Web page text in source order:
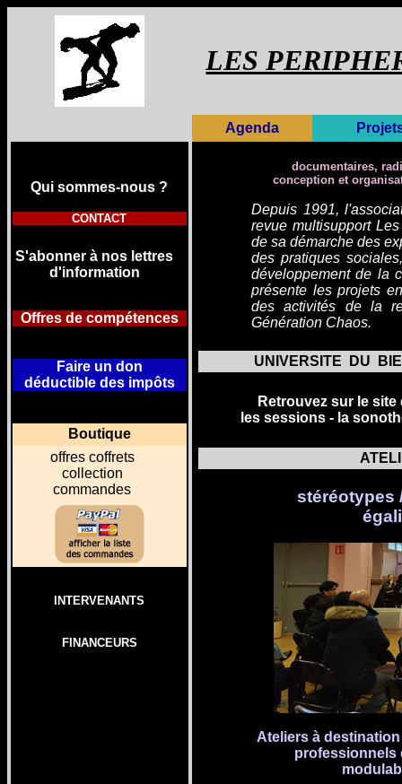
LES
Agenda
Qui sommes-nous ?
CONTACT
S'abonner à nos lettres
d'information
Offres de compétences
Faire un don
déductible des impôts
Boutique
offres coffrets
collection
commandes
INTERVENANTS
FINANCEURS
documentaires,
conception et
Depuis 1991,
revuemultisupport
de sa démarche des
des pratiques
développement de la
présente les projets
des activités de la
Génération Chaos.
UNIVERSITE DU
Retrouvez sur le site
les sessions - la
stéréotypes
Ateliers à
professionnels